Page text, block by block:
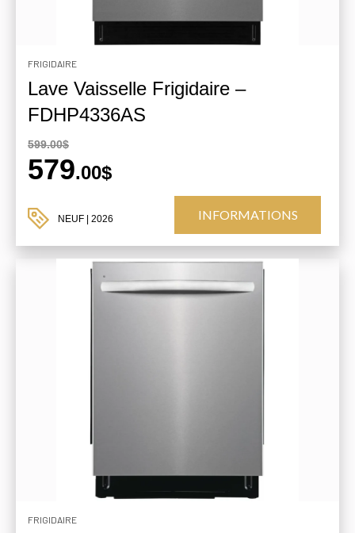
FRIGIDAIRE
Lave Vaisselle Frigidaire –
FDHP4336AS
599.00$
579.00$
NEUF | 2026 INFORMATIONS
FRIGIDAIRE